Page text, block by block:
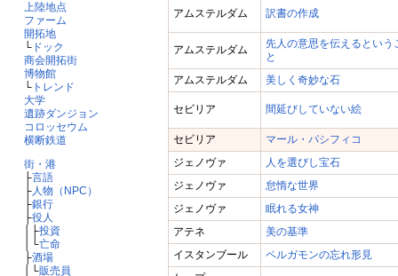
上陸地点
ファーム
開拓地
└ドック
商会開拓街
博物館
└トレンド
大学
遺跡ダンジョン
コロッセウム
横断鉄道
街・港
├言語
├人物（NPC）
├銀行
├役人
│├投資
│└亡命
├酒場
│└販売員
アムステルダム 訳書の作成
アムステルダム
先人の意思を伝えるという
と
アムステルダム
美しく奇妙な石
セビリア 間延びしていない絵
セビリア
マール・パシフィコ
ジェノヴァ
人を選びし宝石
ジェノヴァ
怠惰な世界
ジェノヴァ
眠れる女神
アテネ
美の基準
イスタンブール
ペルガモンの忘れ形見